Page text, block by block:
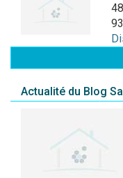
Actualité du Blog